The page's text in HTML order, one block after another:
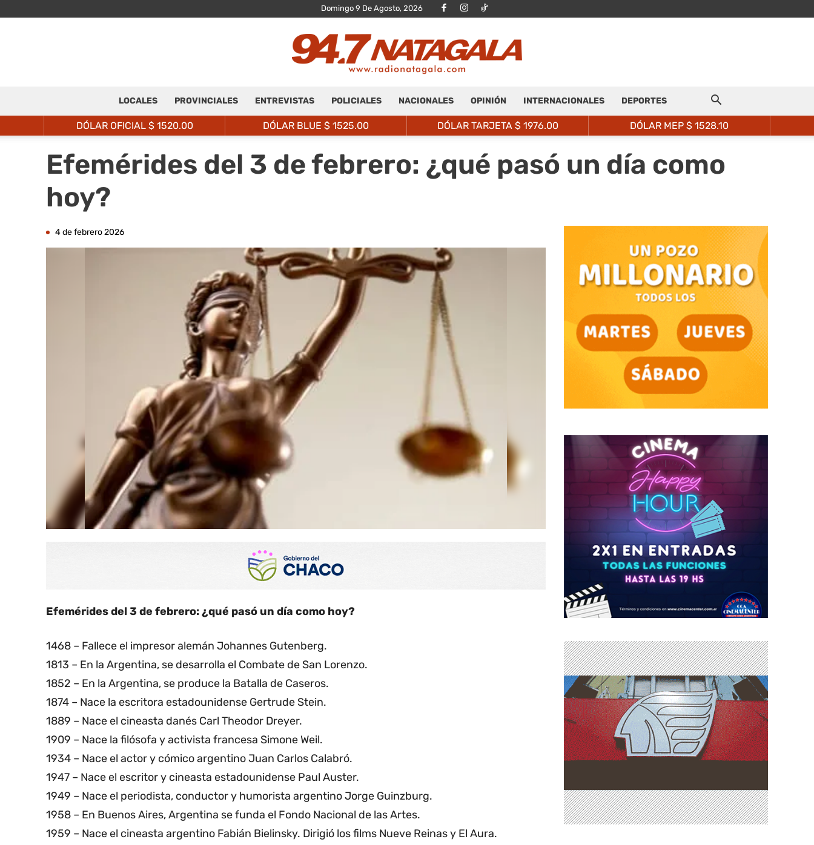
Domingo 9 De Agosto, 2026
LOCALES PROVINCIALES ENTREVISTAS POLICIALES NACIONALES OPINIÓN INTERNACIONALES DEPORTES
DÓLAR OFICIAL $ 1520.00 DÓLAR BLUE $ 1525.00 DÓLAR TARJETA $ 1976.00 DÓLAR MEP $ 1528.10
Efemérides del 3 de febrero: ¿qué pasó un día como
hoy?
4 de febrero 2026
Efemérides del 3 de febrero: ¿qué pasó un día como hoy?
1468 – Fallece el impresor alemán Johannes Gutenberg.
1813 – En la Argentina, se desarrolla el Combate de San Lorenzo.
1852 – En la Argentina, se produce la Batalla de Caseros.
1874 – Nace la escritora estadounidense Gertrude Stein.
1889 – Nace el cineasta danés Carl Theodor Dreyer.
1909 – Nace la filósofa y activista francesa Simone Weil.
1934 – Nace el actor y cómico argentino Juan Carlos Calabró.
1947 – Nace el escritor y cineasta estadounidense Paul Auster.
1949 – Nace el periodista, conductor y humorista argentino Jorge Guinzburg.
1958 – En Buenos Aires, Argentina se funda el Fondo Nacional de las Artes.
1959 – Nace el cineasta argentino Fabián Bielinsky. Dirigió los films Nueve Reinas y El Aura.